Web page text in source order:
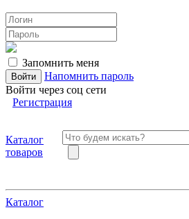
Запомнить меня
Напомнить пароль
Войти через соц сети
Регистрация
Каталог
товаров
Каталог